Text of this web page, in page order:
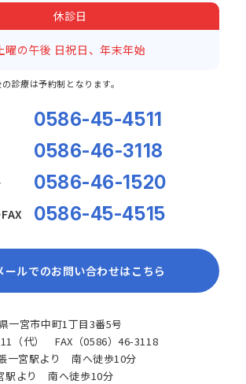
休診日
曜の午後 日祝日、年末年始
診療は予約制となります。
0586-45-4511
0586-46-3118
0586-46-1520
0586-45-4515
ールでのお問い合わせはこちら
宮市中町1丁目3番5号
（代） FAX（0586）46-3118
一宮駅より 南へ徒歩10分
駅より 南へ徒歩10分